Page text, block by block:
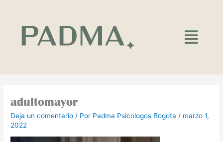
contenido
Main
Menu
adultomayor
Deja un comentario / Por Padma Psicologos Bogota / marzo 1,
2022